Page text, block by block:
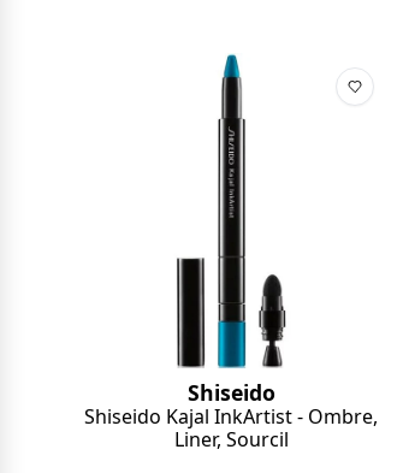
Shiseido
Shiseido Kajal InkArtist - Ombre,
Liner, Sourcil